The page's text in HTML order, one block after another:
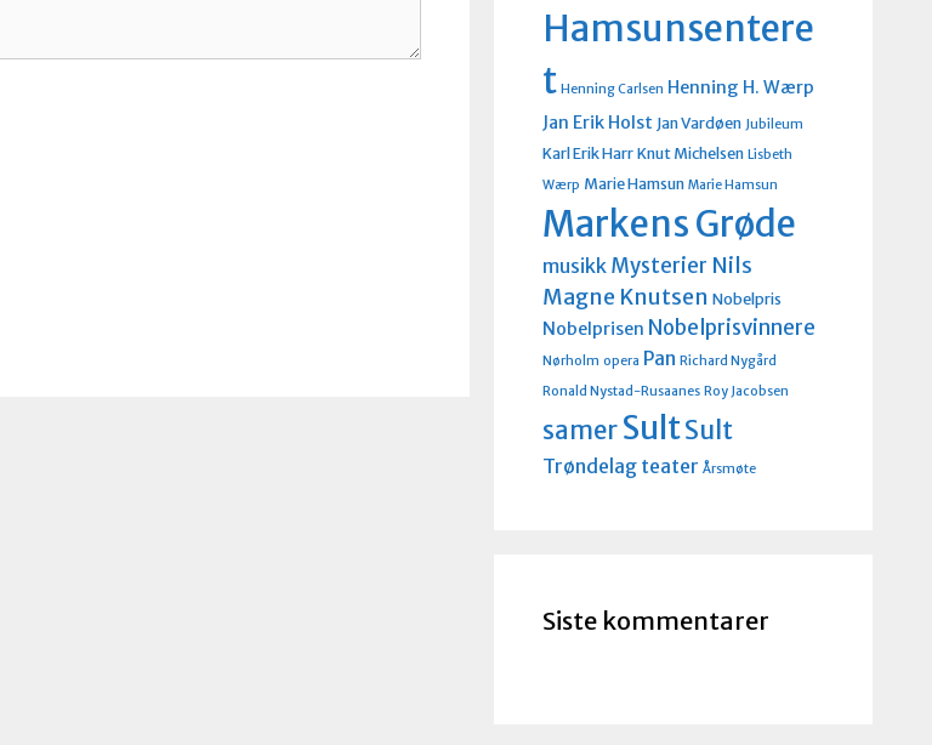
Hamsunsentere
t Henning Carlsen Henning H. Wærp
Jan Erik Holst Jan Vardøen Jubileum
Karl Erik Harr Knut Michelsen Lisbeth
Wærp Marie Hamsun Marie Hamsun
Markens Grøde
musikk Mysterier Nils
Magne Knutsen Nobelpris
Nobelprisen Nobelprisvinnere
Nørholm opera Pan Richard Nygård
Ronald Nystad-Rusaanes Roy Jacobsen
samerSultSult
Trøndelag teater Årsmøte
Siste kommentarer